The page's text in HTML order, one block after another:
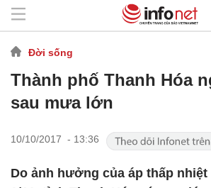
Đời sống
Thành phố Thanh Hóa
sau mưa lớn
10/10/2017 - 13:36
Do ảnh hưởng của áp thấp